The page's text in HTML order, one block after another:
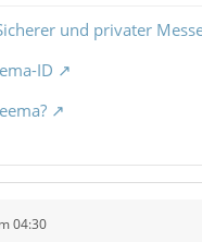
und privater
ID
04:30